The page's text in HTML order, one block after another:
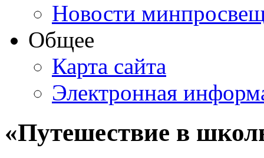
Новости
Общее
Карта сайта
Электронная
«Путешествие в